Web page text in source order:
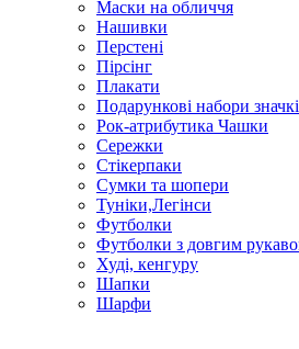
Маски на обличчя
Нашивки
Перстені
Пірсінг
Плакати
Подарункові набори
Рок-атрибутика Чашки
Сережки
Стікерпаки
Сумки та шопери
Туніки,Легінси
Футболки
Футболки з довгим
Худі, кенгуру
Шапки
Шарфи